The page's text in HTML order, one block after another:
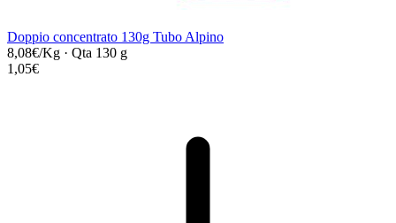
Doppio concentrato 130g Tubo Alpino
8,08€/Kg · Qta 130 g
1,05€